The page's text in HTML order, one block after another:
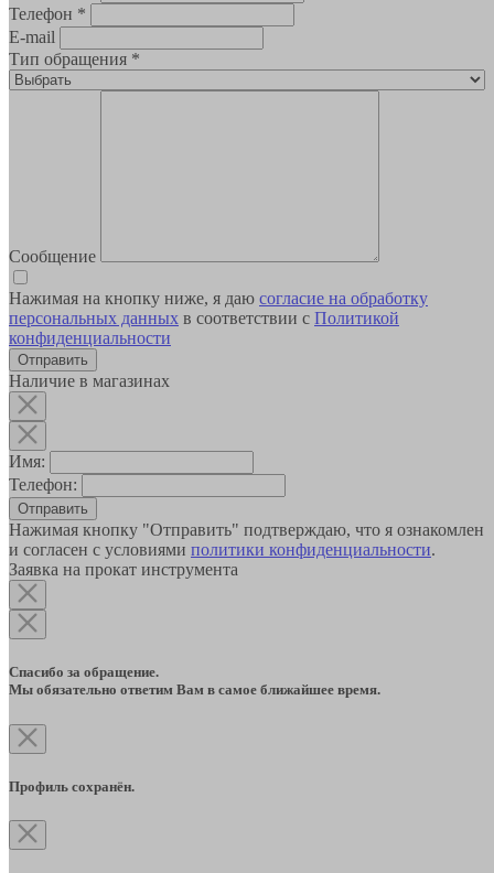
Телефон *
E-mail
Тип обращения *
Сообщение
Нажимая на кнопку ниже, я даю согласие на обработку
персональных данных в соответствии с Политикой
конфиденциальности
Наличие в магазинах
Имя:
Телефон:
Отправить
Нажимая кнопку "Отправить" подтверждаю, что я ознакомлен
и согласен с условиями политики конфиденциальности.
Заявка на прокат инструмента
Спасибо за обращение.
Мы обязательно ответим Вам в самое ближайшее время.
Профиль сохранён.